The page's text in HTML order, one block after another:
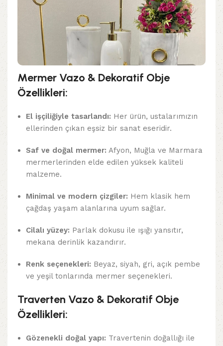
Mermer Vazo & Dekoratif Obje
Özellikleri:
El işçiliğiyle tasarlandı: Her ürün, ustalarımızın
ellerinden çıkan eşsiz bir sanat eseridir.
Saf ve doğal mermer: Afyon, Muğla ve Marmara
mermerlerinden elde edilen yüksek kaliteli
malzeme.
Minimal ve modern çizgiler: Hem klasik hem
çağdaş yaşam alanlarına uyum sağlar.
Cilalı yüzey: Parlak dokusu ile ışığı yansıtır,
mekana derinlik kazandırır.
Renk seçenekleri: Beyaz, siyah, gri, açık pembe
ve yeşil tonlarında mermer seçenekleri.
Traverten Vazo & Dekoratif Obje
Özellikleri:
Gözenekli doğal yapı: Travertenin doğallığı ile